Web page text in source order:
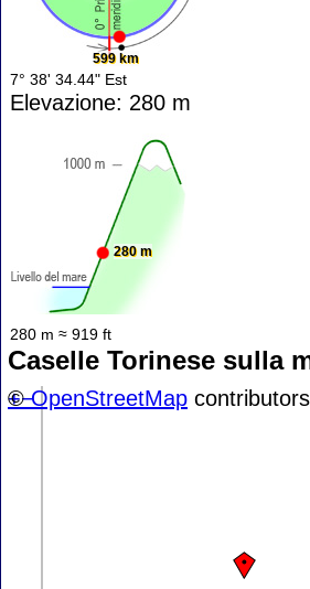
599 km
7° 38' 34.44" Est
Elevazione: 280 m
280 m
280 m ≈ 919 ft
Caselle Torinese sulla
+−
©OpenStreetMap contributors